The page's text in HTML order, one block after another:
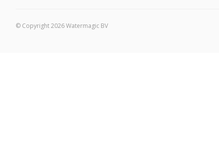
© Copyright 2026 Watermagic BV